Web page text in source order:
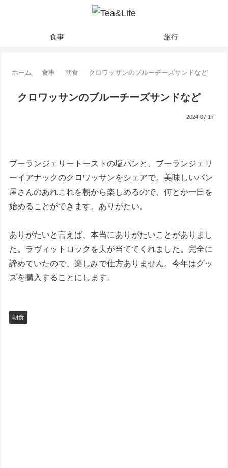
食事 旅行
ホーム 食事 朝食 クロワッサンのブルーチーズサンドなど
クロワッサンのブルーチーズサンドなど
2024.07.17
ブーランジェリートーストの塩パンと、ブーランジェリ
ーイアナックのクロワッサンをシェアで。美味しいパン
屋さんのあれこれを朝から楽しめるので、何とか一日を
始めることができます。ありがたい。
ありがたいと言えば、本当にありがたいことがありまし
た。ラヴィットロックを夫が当ててくれました。完全に
諦めていたので、楽しみで仕方ありません。今年はグッ
ズを購入することにします。
朝食